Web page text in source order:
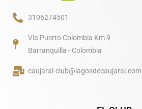
3106274501
Via Puerto Colombia Km 9
Barranquilla - Colombia
caujaral-club@lagosdecaujaral.com